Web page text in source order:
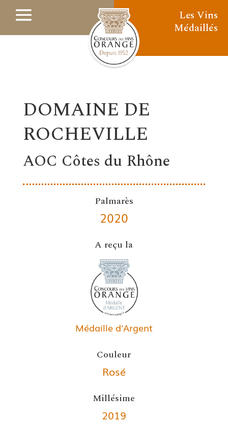
Les Vins
Médaillés
DOMAINE DE
ROCHEVILLE
AOC Côtes du Rhône
Palmarès
2020
A reçu la
Médaille d'Argent
Couleur
Rosé
Millésime
2019